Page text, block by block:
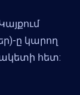
ը կարող
հետ: